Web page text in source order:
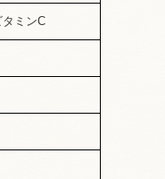
タミンC